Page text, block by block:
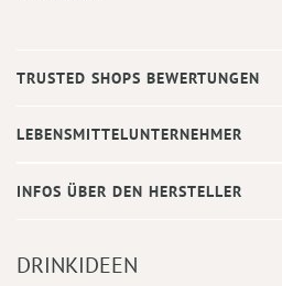
TRUSTED SHOPS BEWERTUNGEN
LEBENSMITTELUNTERNEHMER
INFOS ÜBER DEN HERSTELLER
DRINKIDEEN